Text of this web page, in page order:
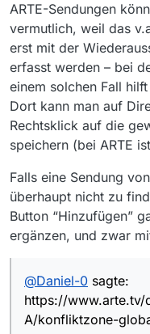
Wie heißt die
z.B.
Link zu der
https://
A/konfliktzone-
Welches
macOS Tahoe
Welche
Version 14.3.1
Lieben Dank &
Daniel
ARTE-Sendungen
vermutlich, weil das
erst mit der
erfasst werden – bei
einem solchen Fall hilft
Dort kann man auf
Rechtsklick auf die
speichern (bei ARTE
Falls eine Sendung
überhaupt nicht zu
Button “Hinzufügen”
ergänzen, und zwar
@Daniel-0 sagte:
https://
A/konfliktzone-